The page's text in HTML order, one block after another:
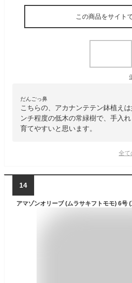
この商品をサイト
だんごっ鼻
こちらの、アカナンテテン鉢植え
ンチ程度の低木の常緑樹で、手入
育てやすいと思います。
全て
14